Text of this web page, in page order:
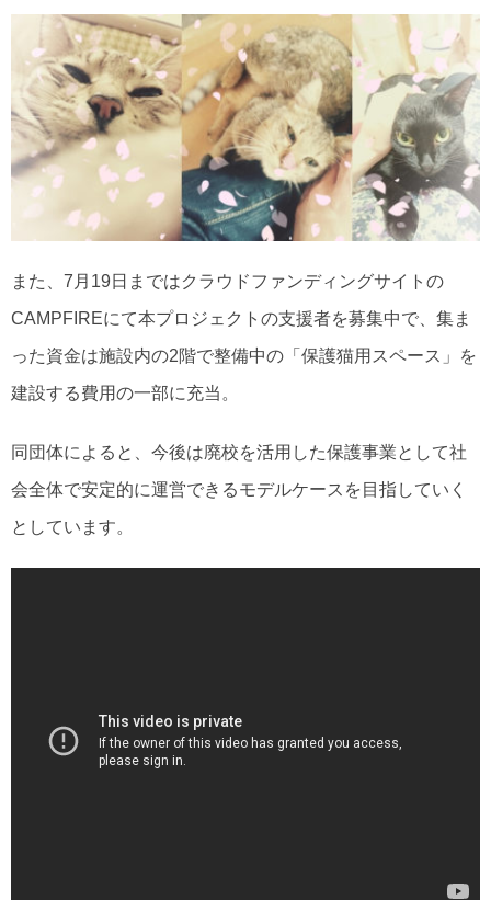
また、7月19日まではクラウドファンディングサイトの
CAMPFIREにて本プロジェクトの支援者を募集中で、集ま
った資金は施設内の2階で整備中の「保護猫用スペース」を
建設する費用の一部に充当。
同団体によると、今後は廃校を活用した保護事業として社
会全体で安定的に運営できるモデルケースを目指していく
としています。